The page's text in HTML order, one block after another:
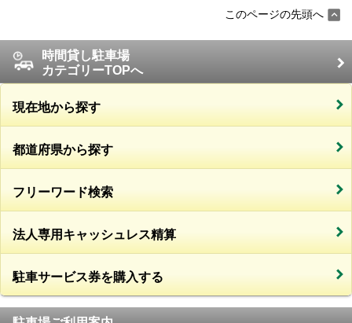
このページの先頭へ
時間貸し駐車場
カテゴリーTOPへ
現在地から探す
都道府県から探す
フリーワード検索
法人専用キャッシュレス精算
駐車サービス券を購入する